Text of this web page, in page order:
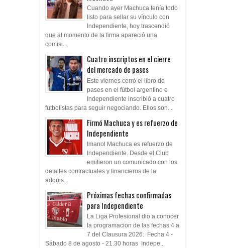
Cuando ayer Machuca tenía todo
listo para sellar su vínculo con
Independiente, hoy trascendió
que al momento de la firma apareció una
comisi...
Cuatro inscriptos en el cierre
del mercado de pases
Este viernes cerró el libro de
pases en el fútbol argentino e
Independiente inscribió a cuatro
futbolistas para seguir negociando. Ellos son...
Firmó Machuca y es refuerzo de
Independiente
Imanol Machuca es refuerzo de
Independiente. Desde el Club
emitieron un comunicado con los
detalles contractuales y financieros de la
adquis...
Próximas fechas confirmadas
para Independiente
La Liga Profesional dio a conocer
la programacion de las fechas 4 a
7 del Clausura 2026. Fecha 4 -
Sábado 8 de agosto - 21.30 horas Indepe...